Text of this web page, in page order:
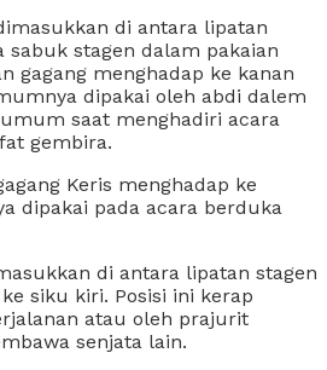
di antara lipatan
sabuk stagen dalam pakaian
gagang menghadap ke kanan
dipakai oleh abdi dalem
saat menghadiri acara
gembira.
Keris menghadap ke
dipakai pada acara berduka
di antara lipatan stagen
siku kiri. Posisi ini kerap
atau oleh prajurit
senjata lain.